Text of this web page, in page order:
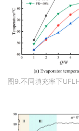
图9.不同填充率下